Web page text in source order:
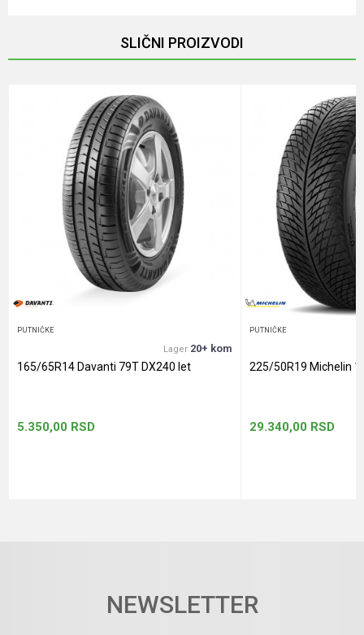
Anti-spam zaštita - izračunajte koliko je 6 - 1 :
SLIČNI PROIZVODI
PUTNIČKE
Lager 20+ kom
165/65R14 Davanti 79T DX240 let
5.350,00 RSD
PUTNIČKE
225/50R19 Michelin
29.340,00 RSD
NEWSLETTER